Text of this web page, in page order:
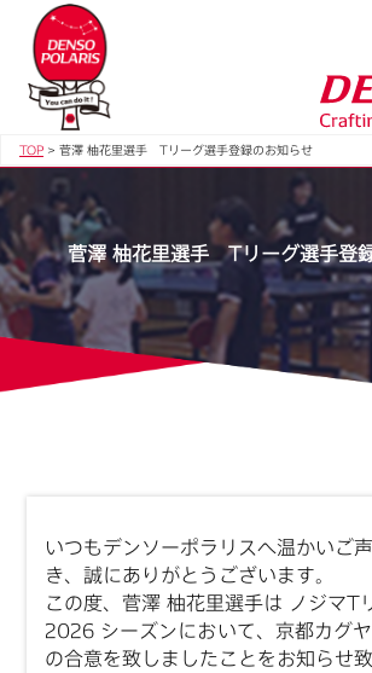
TOP > 菅澤 柚花里選手 Tリーグ選手登録のお知らせ
菅澤 柚花里選手 Tリーグ選手登
いつもデンソーポラリスへ温かいご
き、誠にありがとうございます。
この度、菅澤 柚花里選手は ノジマT
2026 シーズンにおいて、京都カグ
の合意を致しましたことをお知らせ致